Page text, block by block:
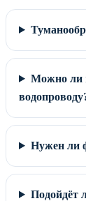
Можно ли
Нужен ли
Подойдёт